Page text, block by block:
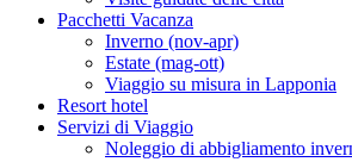
Pacchetti Vacanza
Inverno (nov-apr)
Estate (mag-ott)
Viaggio su misura in Lapponia
Resort hotel
Servizi di Viaggio
Noleggio di abbigliamento